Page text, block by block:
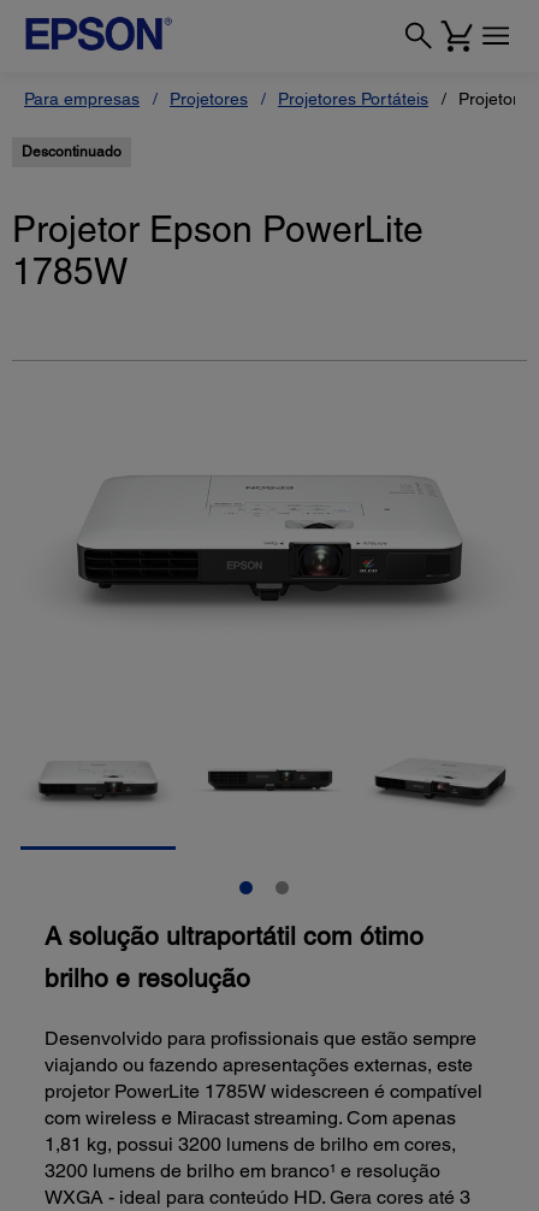
Para empresas Projetores Projetores Portáteis Projetor
Descontinuado
Projetor Epson PowerLite
1785W
A solução ultraportátil com ótimo
brilho e resolução
Desenvolvido para profissionais que estão sempre
viajando ou fazendo apresentações externas, este
projetor PowerLite 1785W widescreen é compatível
com wireless e Miracast streaming. Com apenas
1,81 kg, possui 3200 lumens de brilho em cores,
3200 lumens de brilho em branco¹ e resolução
WXGA - ideal para conteúdo HD. Gera cores até 3